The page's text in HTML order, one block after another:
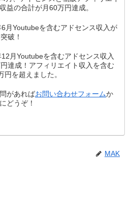
益の合計が月60万円達成。
6月Youtubeを含むアドセンス収入が
破！
12月Youtubeを含むアドセンス収入
達成！アフィリエイト収入を含む
円を超えました。
があればお問い合わせフォームか
どうぞ！
MAK